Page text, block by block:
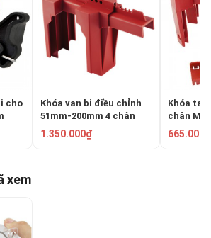
cho
Khóa van bi điều chỉnh
51mm-200mm 4 chân
Master Lock S3079
1.350.000₫
Khóa tay
chân
665.000₫
xem